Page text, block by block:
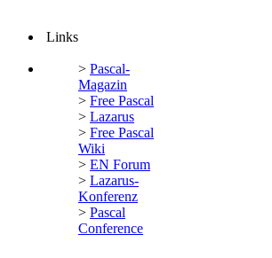
Links
> Pascal-
Magazin
> Free Pascal
> Lazarus
> Free Pascal
Wiki
> EN Forum
> Lazarus-
Konferenz
> Pascal
Conference